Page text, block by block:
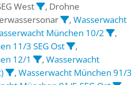
West
, Drohne
, Wasserwacht
München 10/2
,
11/3 SEG Ost
,
12/1
, Wasserwacht
, Wasserwacht München 91/3